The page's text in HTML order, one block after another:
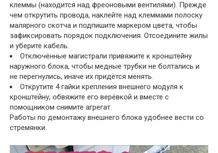
клеммы (находится над фреоновыми вентилями). Прежде
чем открутить провода, наклейте над клеммами полоску
малярного скотча и подпишите маркером цвета, чтобы
зафиксировать порядок подключения. Отсоедините жилы
и уберите кабель.
Отключённые магистрали привяжите к кронштейну
наружного блока, чтобы медные трубки не болтались и
не перегнулись, иначе их придётся менять.
Открутите 4 гайки крепления внешнего модуля к
кронштейну, обвяжите его верёвкой и вместе с
помощником снимите агрегат.
Работы по демонтажу внешнего блока удобнее вести со
стремянки